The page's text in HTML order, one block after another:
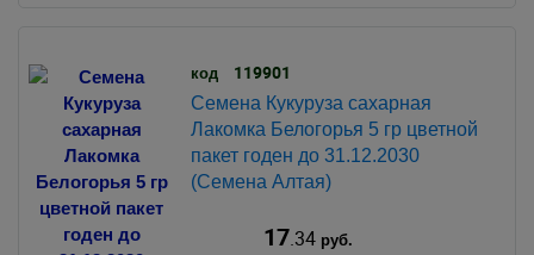
код 119901
Семена Кукуруза сахарная
Лакомка Белогорья 5 гр цветной
пакет годен до 31.12.2030
(Семена Алтая)
17.34руб.